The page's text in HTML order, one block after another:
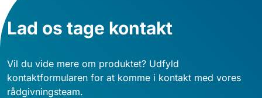
Lad os tage kontakt
Vil du vide mere om produktet? Udfyld
kontaktformularen for at komme i kontakt med vores
rådgivningsteam.